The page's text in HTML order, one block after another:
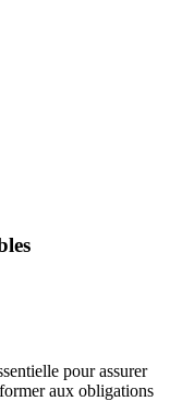
pour assurer
aux obligations